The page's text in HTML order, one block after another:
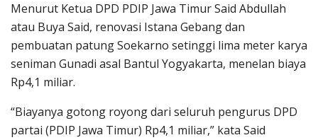
Menurut Ketua DPD PDIP Jawa Timur Said Abdullah
atau Buya Said, renovasi Istana Gebang dan
pembuatan patung Soekarno setinggi lima meter karya
seniman Gunadi asal Bantul Yogyakarta, menelan biaya
Rp4,1 miliar.
“Biayanya gotong royong dari seluruh pengurus DPD
partai (PDIP Jawa Timur) Rp4,1 miliar,” kata Said